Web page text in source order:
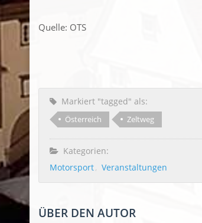
Quelle: OTS
Markiert "tagged" als:
Österreich Zeltweg
Kategorien:
Motorsport
Veranstaltungen
ÜBER DEN AUTOR